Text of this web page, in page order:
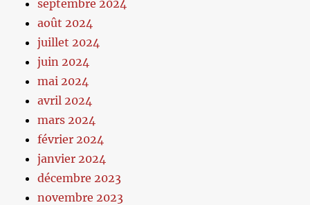
septembre 2024
août 2024
juillet 2024
juin 2024
mai 2024
avril 2024
mars 2024
février 2024
janvier 2024
décembre 2023
novembre 2023